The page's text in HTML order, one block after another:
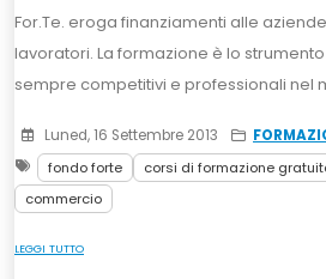
For.Te. eroga finanziamenti alle
lavoratori. La formazione è lo
sempre competitivi e professionali nel
Luned, 16 Settembre 2013
fondo forte
corsi di formazione
commercio
LEGGI TUTTO